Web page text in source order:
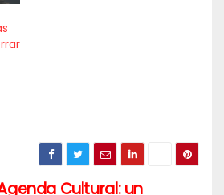
Cultural: un